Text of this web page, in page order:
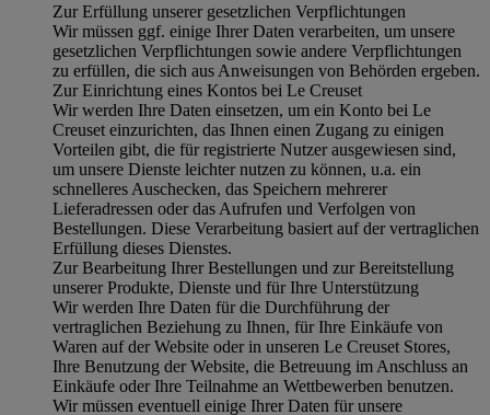
Zur Erfüllung unserer gesetzlichen Verpflichtungen
Wir müssen ggf. einige Ihrer Daten verarbeiten, um unsere
gesetzlichen Verpflichtungen sowie andere Verpflichtungen
zu erfüllen, die sich aus Anweisungen von Behörden ergeben.
Zur Einrichtung eines Kontos bei Le Creuset
Wir werden Ihre Daten einsetzen, um ein Konto bei Le
Creuset einzurichten, das Ihnen einen Zugang zu einigen
Vorteilen gibt, die für registrierte Nutzer ausgewiesen sind,
um unsere Dienste leichter nutzen zu können, u.a. ein
schnelleres Auschecken, das Speichern mehrerer
Lieferadressen oder das Aufrufen und Verfolgen von
Bestellungen. Diese Verarbeitung basiert auf der vertraglichen
Erfüllung dieses Dienstes.
Zur Bearbeitung Ihrer Bestellungen und zur Bereitstellung
unserer Produkte, Dienste und für Ihre Unterstützung
Wir werden Ihre Daten für die Durchführung der
vertraglichen Beziehung zu Ihnen, für Ihre Einkäufe von
Waren auf der Website oder in unseren Le Creuset Stores,
Ihre Benutzung der Website, die Betreuung im Anschluss an
Einkäufe oder Ihre Teilnahme an Wettbewerben benutzen.
Wir müssen eventuell einige Ihrer Daten für unsere